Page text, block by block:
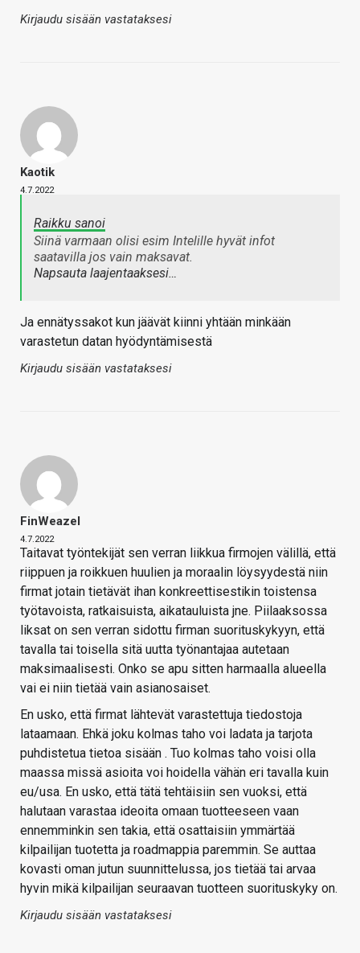
Kirjaudu sisään vastataksesi
Kaotik
4.7.2022
Raikku sanoi
Siinä varmaan olisi esim Intelille hyvät infot
saatavilla jos vain maksavat.
Napsauta laajentaaksesi…
Ja ennätyssakot kun jäävät kiinni yhtään minkään
varastetun datan hyödyntämisestä
Kirjaudu sisään vastataksesi
FinWeazel
4.7.2022
Taitavat työntekijät sen verran liikkua firmojen välillä, että
riippuen ja roikkuen huulien ja moraalin löysyydestä niin
firmat jotain tietävät ihan konkreettisestikin toistensa
työtavoista, ratkaisuista, aikatauluista jne. Piilaaksossa
liksat on sen verran sidottu firman suorituskykyyn, että
tavalla tai toisella sitä uutta työnantajaa autetaan
maksimaalisesti. Onko se apu sitten harmaalla alueella
vai ei niin tietää vain asianosaiset.
En usko, että firmat lähtevät varastettuja tiedostoja
lataamaan. Ehkä joku kolmas taho voi ladata ja tarjota
puhdistetua tietoa sisään . Tuo kolmas taho voisi olla
maassa missä asioita voi hoidella vähän eri tavalla kuin
eu/usa. En usko, että tätä tehtäisiin sen vuoksi, että
halutaan varastaa ideoita omaan tuotteeseen vaan
ennemminkin sen takia, että osattaisiin ymmärtää
kilpailijan tuotetta ja roadmappia paremmin. Se auttaa
kovasti oman jutun suunnittelussa, jos tietää tai arvaa
hyvin mikä kilpailijan seuraavan tuotteen suorituskyky on.
Kirjaudu sisään vastataksesi